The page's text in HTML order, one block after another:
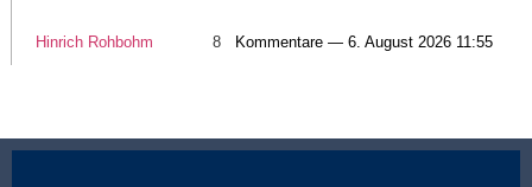
Hinrich Rohbohm 8 Kommentare — 6. August 2026 11:55